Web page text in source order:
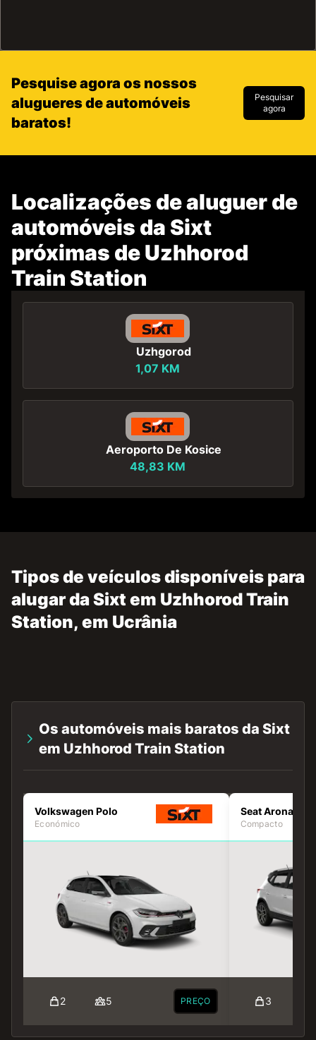
Pesquise agora os nossos
alugueres de automóveis
baratos!
Pesquisar
agora
Localizações de aluguer de
automóveis da Sixt
próximas de Uzhhorod
Train Station
Uzhgorod
1,07 KM
Aeroporto De Kosice
48,83 KM
Tipos de veículos disponíveis para
alugar da Sixt em Uzhhorod Train
Station, em Ucrânia
Os automóveis mais baratos da Sixt
em Uzhhorod Train Station
Volkswagen Polo
Económico
2 5 PREÇO
Seat Arona
Compacto
3